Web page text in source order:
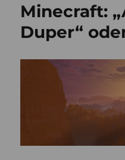
Minecraft:
Duper“